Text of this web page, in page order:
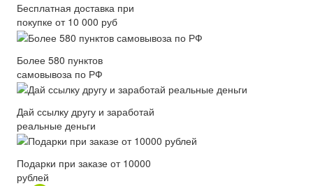
Бесплатная доставка при
покупке от 10 000 руб
Более 580 пунктов
самовывоза по РФ
Дай ссылку другу и заработай
реальные деньги
Подарки при заказе от 10000
рублей